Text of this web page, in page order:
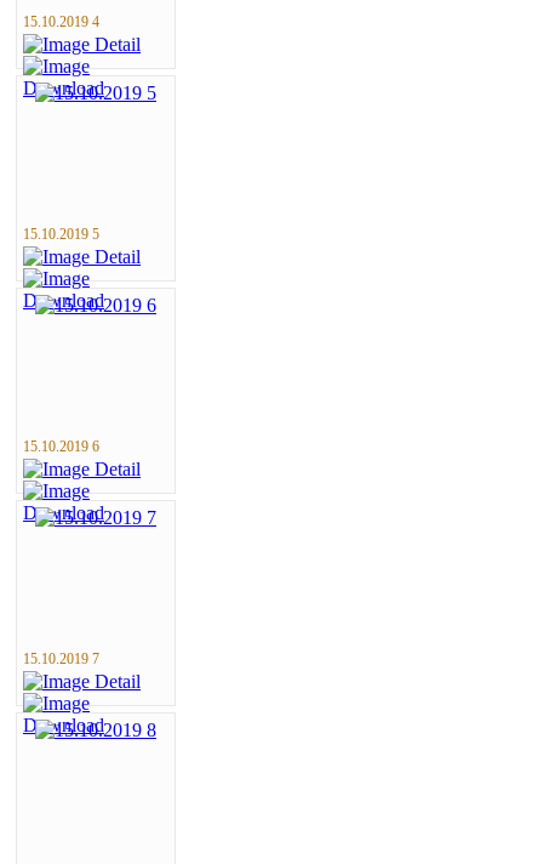
15.10.2019 4
15.10.2019 5
15.10.2019 6
15.10.2019 7